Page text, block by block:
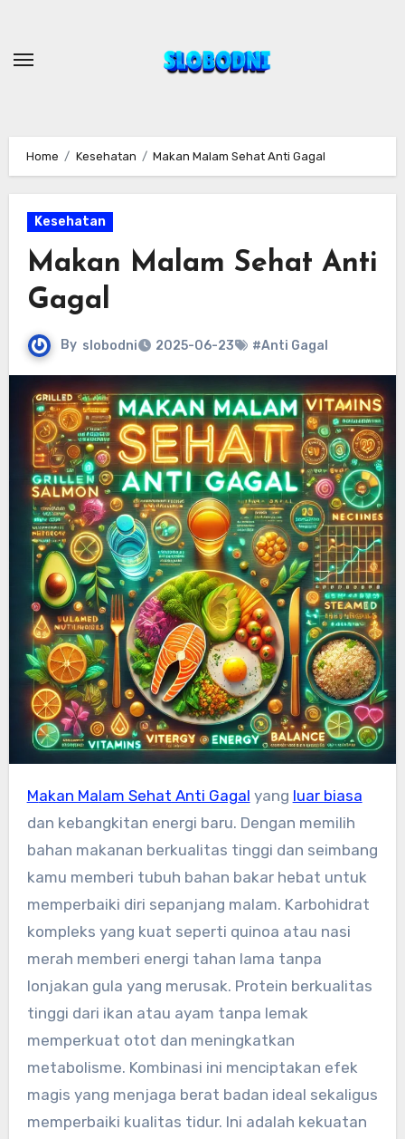
content
Home Kesehatan Makan Malam Sehat Anti Gagal
Kesehatan
Makan Malam Sehat Anti
Gagal
By slobodni 2025-06-23 #Anti Gagal
Makan Malam Sehat Anti Gagal yang luar biasa
dan kebangkitan energi baru. Dengan memilih
bahan makanan berkualitas tinggi dan seimbang
kamu memberi tubuh bahan bakar hebat untuk
memperbaiki diri sepanjang malam. Karbohidrat
kompleks yang kuat seperti quinoa atau nasi
merah memberi energi tahan lama tanpa
lonjakan gula yang merusak. Protein berkualitas
tinggi dari ikan atau ayam tanpa lemak
memperkuat otot dan meningkatkan
metabolisme. Kombinasi ini menciptakan efek
magis yang menjaga berat badan ideal sekaligus
memperbaiki kualitas tidur. Ini adalah kekuatan